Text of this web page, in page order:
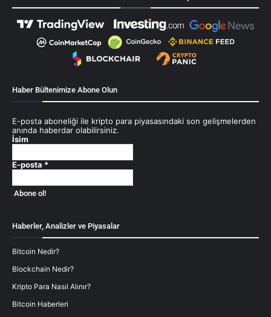
Haber Bültenimize Abone Olun
E-posta aboneliği ile kripto para piyasasındaki son gelişmelerden
anında haberdar olabilirsiniz.
İsim
E-posta *
Haberler, Analizler ve Piyasalar
Bitcoin Nedir?
Blockchain Nedir?
Kripto Para Nasıl Alınır?
Bitcoin Haberleri